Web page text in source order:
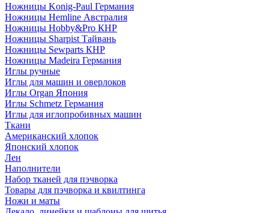
Ножницы Konig-Paul Германия
Ножницы Hemline Австралия
Ножницы Hobby&Pro КНР
Ножницы Sharpist Тайвань
Ножницы Sewparts КНР
Ножницы Madeira Германия
Иглы ручные
Иглы для машин и оверлоков
Иглы Organ Япония
Иглы Schmetz Германия
Иглы для иглопробивных машин
Ткани
Американский хлопок
Японский хлопок
Лен
Наполнители
Набор тканей для пэчворка
Товары для пэчворка и квилтинга
Ножи и маты